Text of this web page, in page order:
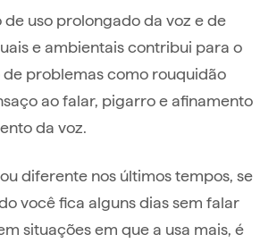
uso prolongado da voz e de
e ambientais contribui para o
problemas como rouquidão
ao falar, pigarro e afinamento
da voz.
diferente nos últimos tempos, se
você fica alguns dias sem falar
situações em que a usa mais, é